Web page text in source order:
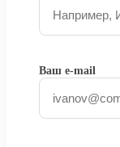
Ваш e-mail